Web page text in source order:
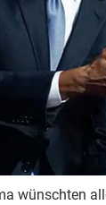
wünschten